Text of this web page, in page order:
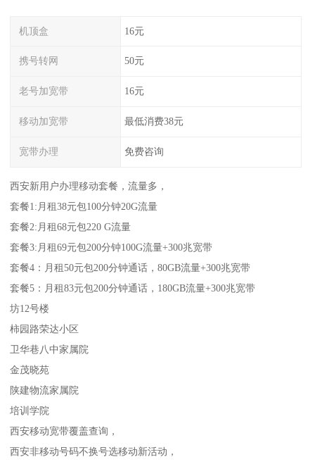
机顶盒 16元
携号转网 50元
老号加宽带 16元
移动加宽带 最低消费38元
宽带办理 免费咨询
西安新用户办理移动套餐，流量多，
套餐1:月租38元包100分钟20G流量
套餐2:月租68元包220 G流量
套餐3:月租69元包200分钟100G流量+300兆宽带
套餐4：月租50元包200分钟通话，80GB流量+300兆宽带
套餐5：月租83元包200分钟通话，180GB流量+300兆宽带
坊12号楼
柿园路荣达小区
卫华巷八中家属院
金茂晓苑
陕建物流家属院
培训学院
西安移动宽带覆盖查询，
西安非移动号码不换号选移动新活动，